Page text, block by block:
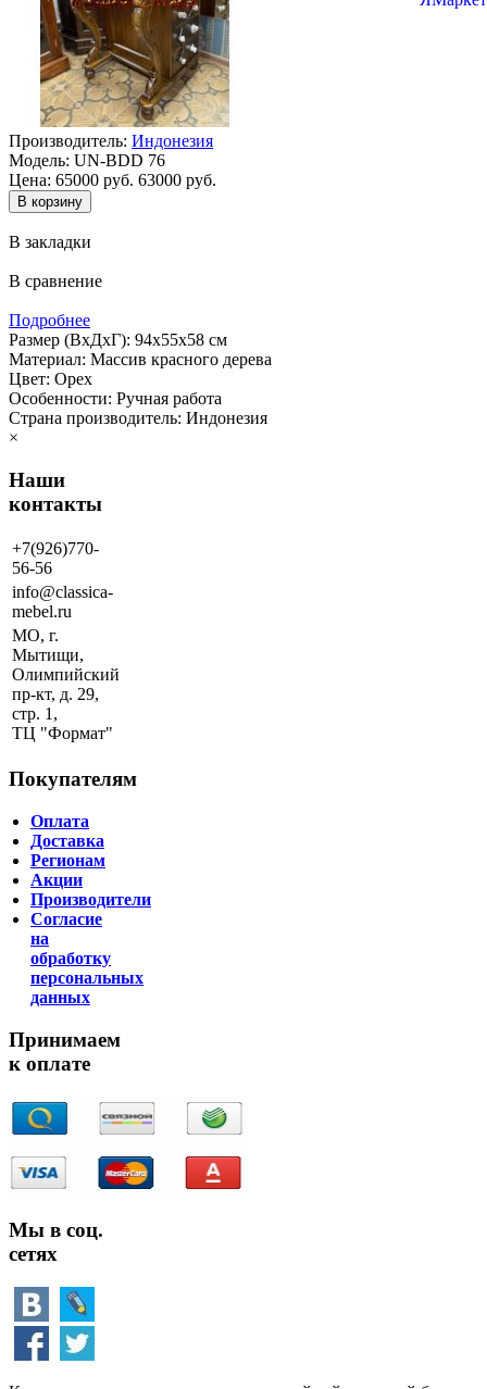
Производитель: Индонезия
Модель: UN-BDD 76
Цена: 65000 руб. 63000 руб.
В закладки
В сравнение
Подробнее
Размер (ВхДхГ): 94х55х58 см
Материал: Массив красного дерева
Цвет: Орех
Особенности: Ручная работа
Страна производитель: Индонезия
×
Наши
контакты
+7(926)770-
56-56
info@classica-
mebel.ru
МО, г.
Мытищи,
Олимпийский
пр-кт, д. 29,
стр. 1,
ТЦ "Формат"
Покупателям
Оплата
Доставка
Регионам
Акции
Производители
Согласие
на
обработку
персональных
данных
Принимаем
к оплате
Мы в соц.
сетях